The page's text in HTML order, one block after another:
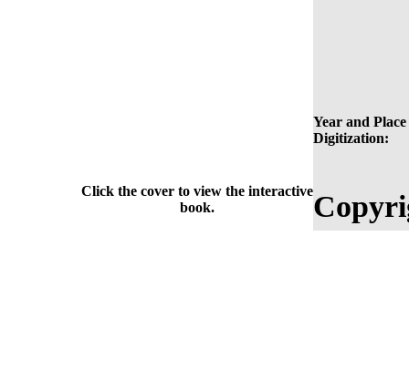
Year and
Digitization:
Click the cover to view the interactive
book.